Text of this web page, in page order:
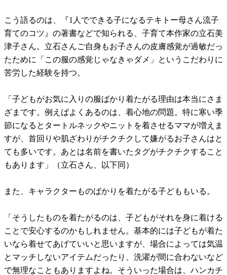
こう語るのは、『1人でできる子になるテキトー母さん流子
育てのコツ』の著書などで知られる、子育て本作家の立石美
津子さん。立石さんご自身もお子さんの皮膚感覚が過敏だっ
たために「この服の感覚じゃなきゃダメ」というこだわりに
苦労した経験を持つ。
「子どもがお気に入りの服ばかり着たがる理由は本当にさま
ざまです。例えばよくあるのは、着心地の問題。特に寒い季
節になるとタートルネックやニットを着させるママが増えま
すが、首回りや肌ざわりがチクチクして嫌がるお子さんはと
ても多いです。あとは名前を書いたタグがチクチクすること
もあります」（立石さん、以下同）
また、キャラクターものばかりを着たがる子どももいる。
「そうしたものを着たがるのは、子どもがそれを身に着ける
ことで安心するのかもしれません。基本的には子どもが着た
いなら着せてあげていいと思いますが、場合によっては気温
とマッチしないアイテムだったり、洗濯が間に合わないなど
で無理なこともありますよね。そういった場合は、ハンカチ